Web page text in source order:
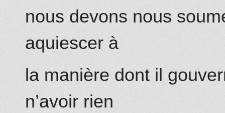
nous devons nous
aquiescer à
la manière dont il
n’avoir rien